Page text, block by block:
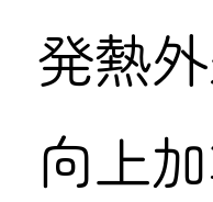
発熱
向上